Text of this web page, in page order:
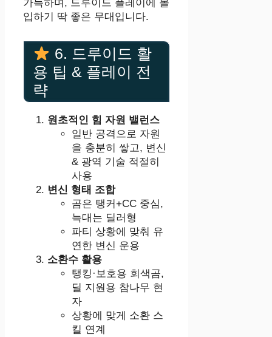
가득하며, 드루이드 플레이에 몰
입하기 딱 좋은 무대입니다.
6. 드루이드 활
용 팁 & 플레이 전
략
원초적인 힘 자원 밸런스
일반 공격으로 자원
을 충분히 쌓고, 변신
& 광역 기술 적절히
사용
변신 형태 조합
곰은 탱커+CC 중심,
늑대는 딜러형
파티 상황에 맞춰 유
연한 변신 운용
소환수 활용
탱킹·보호용 회색곰,
딜 지원용 참나무 현
자
상황에 맞게 소환 스
킬 연계